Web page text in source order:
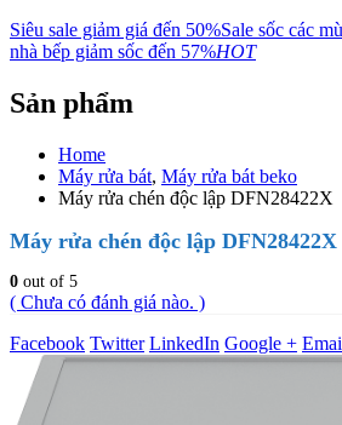
Siêu sale giảm giá đến 50%Sale sốc các
nhà bếp giảm sốc đến 57%HOT
Sản phẩm
Home
Máy rửa bát, Máy rửa bát beko
Máy rửa chén độc lập DFN28422X
Máy rửa chén độc lập DFN28422X
0 out of 5
( Chưa có đánh giá nào. )
Facebook Twitter LinkedIn Google +